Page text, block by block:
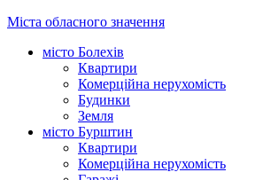
Міста обласного значення
місто Болехів
Квартири
Комерційна нерухомість
Будинки
Земля
місто Бурштин
Квартири
Комерційна нерухомість